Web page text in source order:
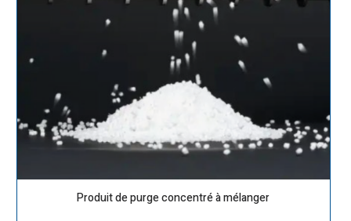
Produit de purge concentré à mélanger